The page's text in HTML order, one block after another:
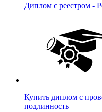
Диплом с реестром -
Купить диплом с
подлинность